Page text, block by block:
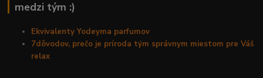
medzi tým :)
Ekvivalenty Yodeyma parfumov
7dôvodov, prečo je príroda tým správnym miestom pre Váš
relax